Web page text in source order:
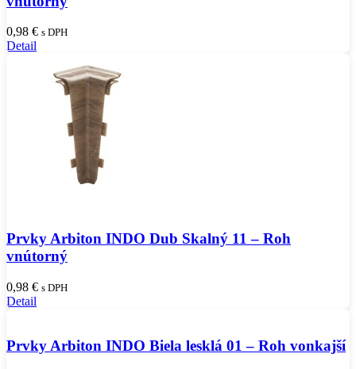
0,98 € s DPH
Detail
Prvky Arbiton INDO Dub Skalný 11 – Roh
vnútorný
0,98 € s DPH
Detail
Prvky Arbiton INDO Biela lesklá 01 – Roh vonkajší